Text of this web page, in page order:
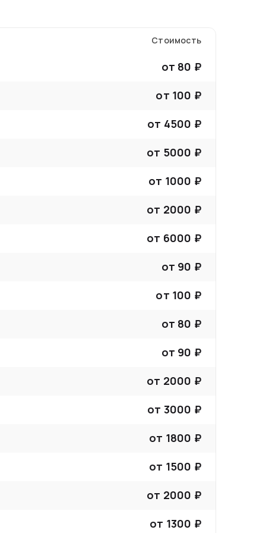
Стоимость
от 80 ₽
от 100 ₽
от 4500 ₽
от 5000 ₽
от 1000 ₽
от 2000 ₽
от 6000 ₽
от 90 ₽
от 100 ₽
от 80 ₽
от 90 ₽
от 2000 ₽
от 3000 ₽
от 1800 ₽
от 1500 ₽
от 2000 ₽
от 1300 ₽